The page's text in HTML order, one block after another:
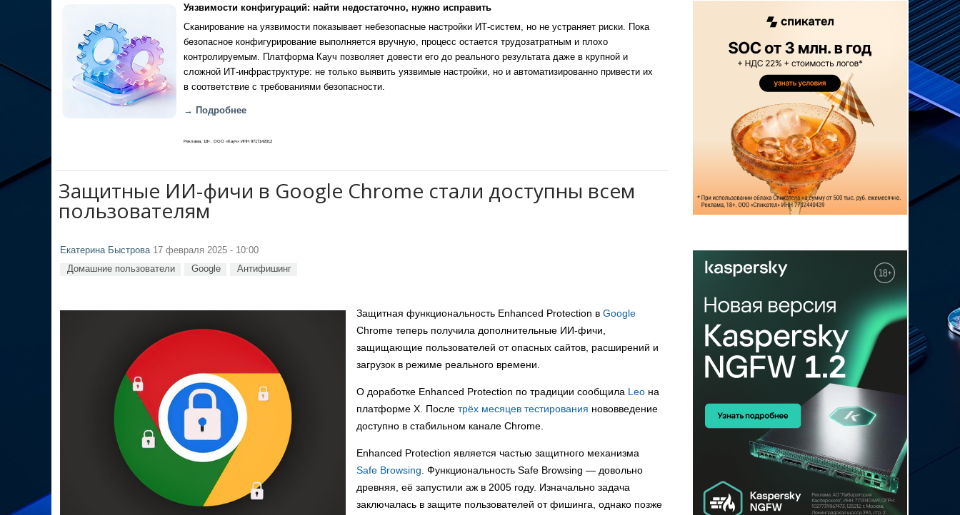
Уязвимости конфигураций: найти недостаточно, нужно исправить
Сканирование на уязвимости показывает небезопасные настройки ИТ-систем, но не устраняет риски. Пока
безопасное конфигурирование выполняется вручную, процесс остается трудозатратным и плохо
контролируемым. Платформа Кауч позволяет довести его до реального результата даже в крупной и
сложной ИТ-инфраструктуре: не только выявить уязвимые настройки, но и автоматизированно привести их
в соответствие с требованиями безопасности.
→ Подробнее
Реклама, 18+. ООО «Кауч» ИНН 9717142012
Защитные ИИ-фичи в Google Chrome стали доступны всем
пользователям
Екатерина Быстрова17 февраля 2025 - 10:00
Домашние пользователи Google Антифишинг
Защитная функциональность Enhanced Protection в Google
Chrome теперь получила дополнительные ИИ-фичи,
защищающие пользователей от опасных сайтов, расширений и
загрузок в режиме реального времени.
О доработке Enhanced Protection по традиции сообщила Leo на
платформе X. После трёх месяцев тестирования нововведение
доступно в стабильном канале Chrome.
Enhanced Protection является частью защитного механизма
Safe Browsing . Функциональность Safe Browsing — довольно
древняя, её запустили аж в 2005 году. Изначально задача
заключалась в защите пользователей от фишинга, однако позже